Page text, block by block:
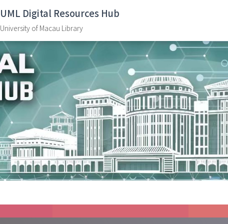
UML Digital Resources Hub
University of Macau Library